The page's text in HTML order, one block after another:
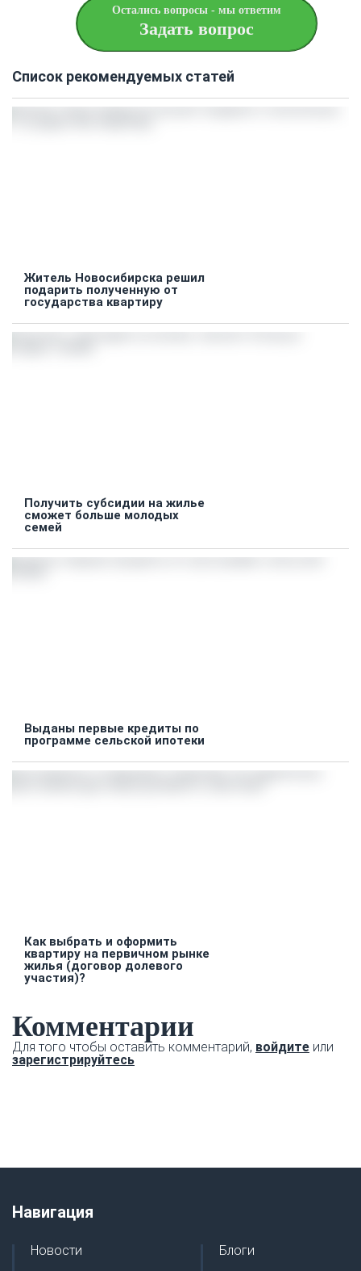
Остались вопросы - мы ответим
Задать вопрос
Список рекомендуемых статей
Житель Новосибирска решил
подарить полученную от
государства квартиру
Получить субсидии на жилье
сможет больше молодых
семей
Выданы первые кредиты по
программе сельской ипотеки
Как выбрать и оформить
квартиру на первичном рынке
жилья (договор долевого
участия)?
Комментарии
Для того чтобы оставить комментарий, войдите или
зарегистрируйтесь
Навигация
Новости
Блоги